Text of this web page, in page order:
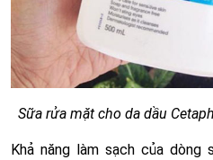
Sữa rửa mặt cho da dầu
Khả năng làm sạch của